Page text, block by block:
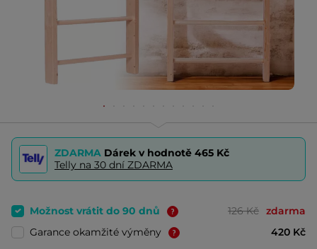
ZDARMA Dárek v hodnotě 465 Kč
Telly na 30 dní ZDARMA
Možnost vrátit do 90 dnů 126 Kč zdarma
Garance okamžité výměny
420 Kč